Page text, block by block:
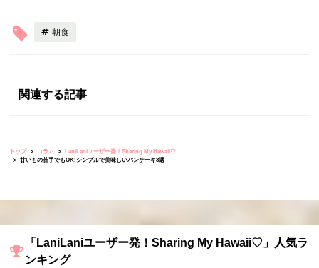
朝食
関連する記事
トップ コラム
LaniLaniユーザー発！Sharing My Hawaii♡
甘いもの苦手でもOK!シンプルで美味しいパンケーキ3選
「LaniLaniユーザー発！Sharing My Hawaii♡」人気ラ
ンキング